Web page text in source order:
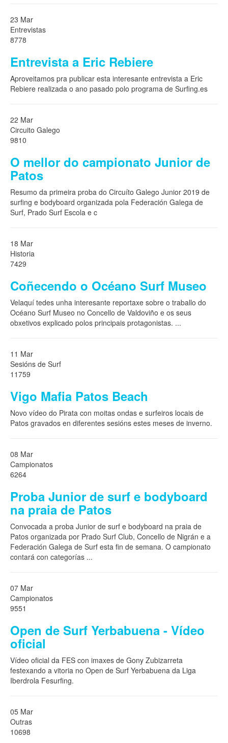
23 Mar
Entrevistas
8778
Entrevista a Eric Rebiere
Aproveitamos pra publicar esta interesante entrevista a Eric
Rebiere realizada o ano pasado polo programa de Surfing.es
22 Mar
Circuito Galego
9810
O mellor do campionato Junior de
Patos
Resumo da primeira proba do Circuíto Galego Junior 2019 de
surfing e bodyboard organizada pola Federación Galega de
Surf, Prado Surf Escola e c
18 Mar
Historia
7429
Coñecendo o Océano Surf Museo
Velaquí tedes unha interesante reportaxe sobre o traballo do
Océano Surf Museo no Concello de Valdoviño e os seus
obxetivos explicado polos principais protagonistas. ...
11 Mar
Sesións de Surf
11759
Vigo Mafia Patos Beach
Novo vídeo do Pirata con moitas ondas e surfeiros locais de
Patos gravados en diferentes sesións estes meses de inverno.
08 Mar
Campionatos
6264
Proba Junior de surf e bodyboard
na praia de Patos
Convocada a proba Junior de surf e bodyboard na praia de
Patos organizada por Prado Surf Club, Concello de Nigrán e a
Federación Galega de Surf esta fin de semana. O campionato
contará con categorías ...
07 Mar
Campionatos
9551
Open de Surf Yerbabuena - Vídeo
oficial
Vídeo oficial da FES con imaxes de Gony Zubizarreta
festexando a vitoria no Open de Surf Yerbabuena da Liga
Iberdrola Fesurfing.
05 Mar
Outras
10698